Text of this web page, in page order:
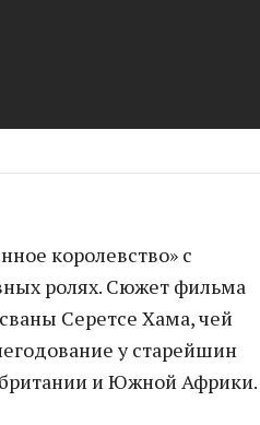
королевство» с
ролях. Сюжет фильма
Серетсе Хама, чей
у старейшин
и Южной Африки.